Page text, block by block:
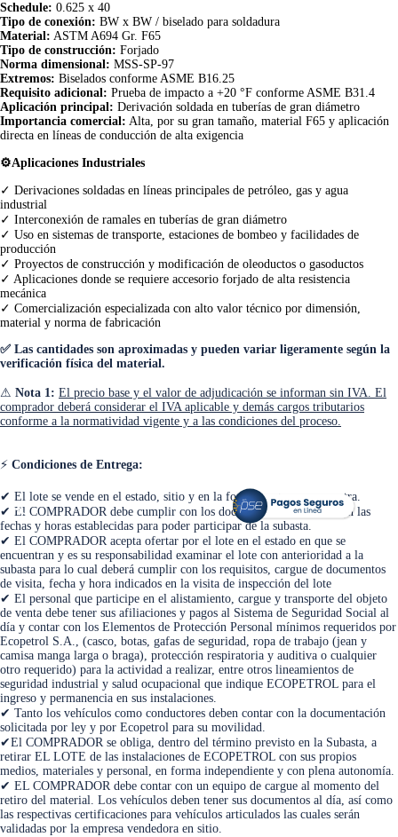
Schedule: 0.625 x 40
Tipo de conexión: BW x BW / biselado para soldadura
Material: ASTM A694 Gr. F65
Tipo de construcción: Forjado
Norma dimensional: MSS-SP-97
Extremos: Biselados conforme ASME B16.25
Requisito adicional: Prueba de impacto a +20 °F conforme ASME B31.4
Aplicación principal: Derivación soldada en tuberías de gran diámetro
Importancia comercial: Alta, por su gran tamaño, material F65 y aplicación
directa en líneas de conducción de alta exigencia
⚙️Aplicaciones Industriales
✓ Derivaciones soldadas en líneas principales de petróleo, gas y agua
industrial
✓ Interconexión de ramales en tuberías de gran diámetro
✓ Uso en sistemas de transporte, estaciones de bombeo y facilidades de
producción
✓ Proyectos de construcción y modificación de oleoductos o gasoductos
✓ Aplicaciones donde se requiere accesorio forjado de alta resistencia
mecánica
✓ Comercialización especializada con alto valor técnico por dimensión,
material y norma de fabricación
✅ Las cantidades son aproximadas y pueden variar ligeramente según la
verificación física del material.
⚠ Nota 1: El precio base y el valor de adjudicación se informan sin IVA. El
comprador deberá considerar el IVA aplicable y demás cargos tributarios
conforme a la normatividad vigente y a las condiciones del proceso.
⚡ Condiciones de Entrega:
✔ El lote se vende en el estado, sitio y en la forma en que se encuentra.
✔ El COMPRADOR debe cumplir con los documentos habilitantes en las
fechas y horas establecidas para poder participar de la subasta.
✔ El COMPRADOR acepta ofertar por el lote en el estado en que se
encuentran y es su responsabilidad examinar el lote con anterioridad a la
subasta para lo cual deberá cumplir con los requisitos, cargue de documentos
de visita, fecha y hora indicados en la visita de inspección del lote
✔ El personal que participe en el alistamiento, cargue y transporte del objeto
de venta debe tener sus afiliaciones y pagos al Sistema de Seguridad Social al
día y contar con los Elementos de Protección Personal mínimos requeridos por
Ecopetrol S.A., (casco, botas, gafas de seguridad, ropa de trabajo (jean y
camisa manga larga o braga), protección respiratoria y auditiva o cualquier
otro requerido) para la actividad a realizar, entre otros lineamientos de
seguridad industrial y salud ocupacional que indique ECOPETROL para el
ingreso y permanencia en sus instalaciones.
✔ Tanto los vehículos como conductores deben contar con la documentación
solicitada por ley y por Ecopetrol para su movilidad.
✔El COMPRADOR se obliga, dentro del término previsto en la Subasta, a
retirar EL LOTE de las instalaciones de ECOPETROL con sus propios
medios, materiales y personal, en forma independiente y con plena autonomía.
✔ EL COMPRADOR debe contar con un equipo de cargue al momento del
retiro del material. Los vehículos deben tener sus documentos al día, así como
las respectivas certificaciones para vehículos articulados las cuales serán
validadas por la empresa vendedora en sitio.
< >